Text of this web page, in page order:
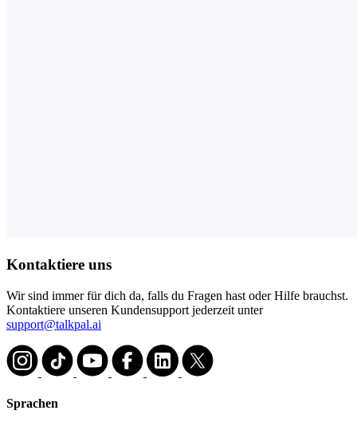
Kontaktiere uns
Wir sind immer für dich da, falls du Fragen hast oder Hilfe brauchst.
Kontaktiere unseren Kundensupport jederzeit unter
support@talkpal.ai
Sprachen